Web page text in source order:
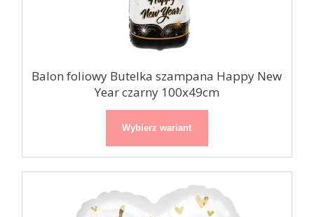
Balon foliowy Butelka szampana Happy New
Year czarny 100x49cm
Wybierz wariant